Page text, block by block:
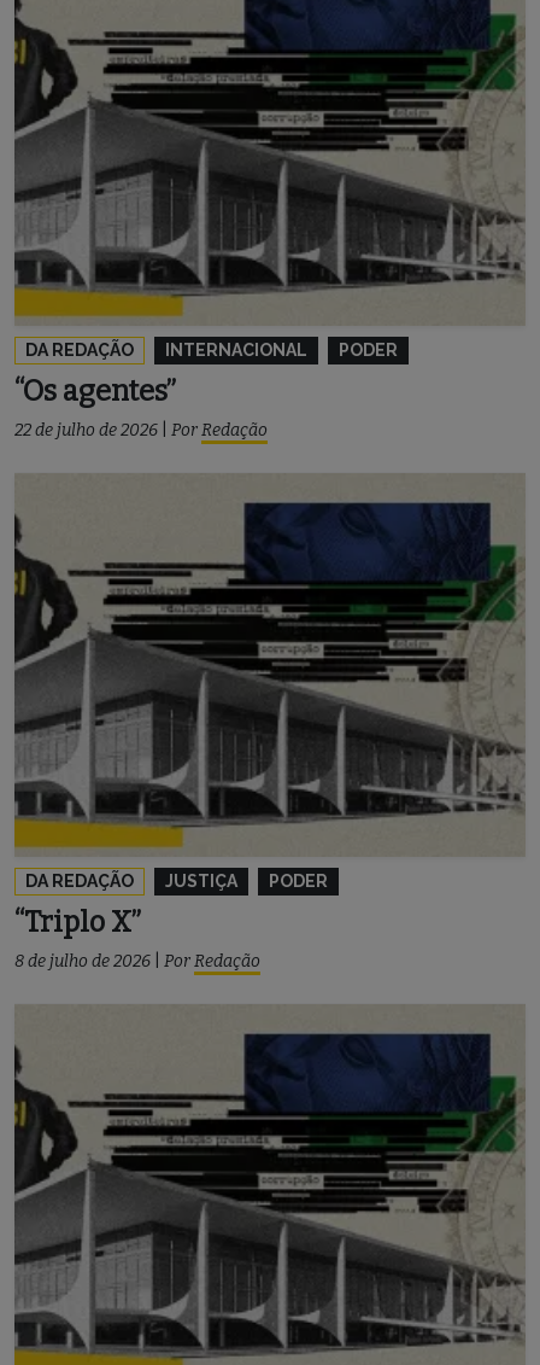
DA REDAÇÃO INTERNACIONAL PODER
“Os agentes”
22 de julho de 2026 PorRedação
DA REDAÇÃO JUSTIÇA PODER
“Triplo X”
8 de julho de 2026 PorRedação